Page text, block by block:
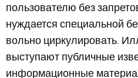
пользователю без
нуждается специальной
вольно циркулировать.
выступают публичные
информационные